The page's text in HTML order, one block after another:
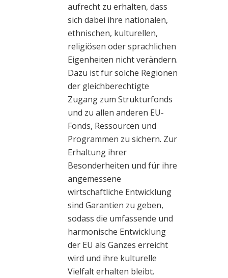
aufrecht zu erhalten, dass
sich dabei ihre nationalen,
ethnischen, kulturellen,
religiösen oder sprachlichen
Eigenheiten nicht verändern.
Dazu ist für solche Regionen
der gleichberechtigte
Zugang zum Strukturfonds
und zu allen anderen EU-
Fonds, Ressourcen und
Programmen zu sichern. Zur
Erhaltung ihrer
Besonderheiten und für ihre
angemessene
wirtschaftliche Entwicklung
sind Garantien zu geben,
sodass die umfassende und
harmonische Entwicklung
der EU als Ganzes erreicht
wird und ihre kulturelle
Vielfalt erhalten bleibt.